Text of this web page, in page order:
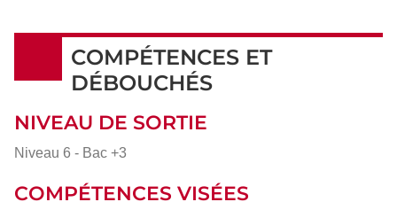
COMPÉTENCES ET
DÉBOUCHÉS
NIVEAU DE SORTIE
Niveau 6 - Bac +3
COMPÉTENCES VISÉES